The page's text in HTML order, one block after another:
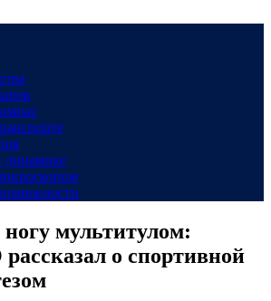
динамике
ногу мультитулом:
о спортивной